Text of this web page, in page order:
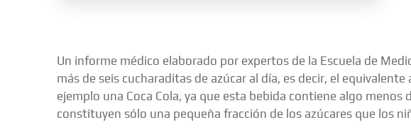
Un informe médico elaborado por expertos de la Escuela de
más de seis cucharaditas de azúcar al día, es decir, el
ejemplo una Coca Cola, ya que esta bebida contiene algo
constituyen sólo una pequeña fracción de los azúcares que los